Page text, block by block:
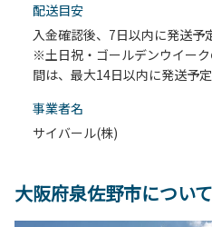
配送目安
入金確認後、7日以内に発送予
※土日祝・ゴールデンウイー
間は、最大14日以内に発送予定
事業者名
サイバール(株)
大阪府泉佐野市について